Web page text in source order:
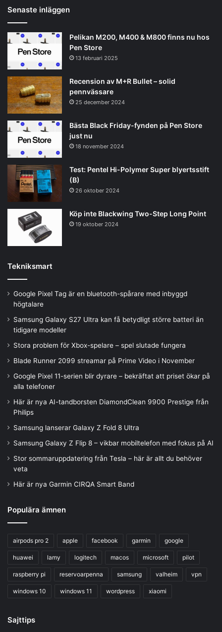
Senaste inläggen
Pelikan M200, M400 & M800 finns nu hos
Pen Store
13 februari 2025
Recension av M+R Bullet – solid
pennvässare
25 december 2024
Bästa Black Friday-fynden på Pen Store
just nu
18 november 2024
Test: Pentel Hi-Polymer Super blyertsstift
(B)
26 oktober 2024
Köp inte Blackwing Two-Step Long Point
19 oktober 2024
Tekniksmart
Google Pixel Tag är en bluetooth-spårare med inbyggd
högtalare
Samsung Galaxy S27 Ultra kan få betydligt större batteri än
tidigare modeller
Stora problem för Xbox-spelare – spel slutade fungera
Blade Runner 2099 streamar på Prime Video i November
Google Pixel 11-serien blir dyrare – bekräftat att priset ökar på
alla telefoner
Här är nya AI-tandborsten DiamondClean 9900 Prestige från
Philips
Samsung lanserar Galaxy Z Fold 8 Ultra
Samsung Galaxy Z Flip 8 – vikbar mobiltelefon med fokus på AI
Stor sommaruppdatering från Tesla – här är allt du behöver
veta
Här är nya Garmin CIRQA Smart Band
Populära ämnen
airpods pro 2 apple facebook garmin google
huawei lamy logitech macos microsoft pilot
raspberry pi reservoarpenna samsung valheim vpn
windows 10 windows 11 wordpress xiaomi
Sajttips